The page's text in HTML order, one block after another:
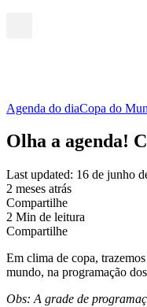
Agenda do diaCopa do
Olha a agenda!
Last updated: 16 de junho
2 meses atrás
Compartilhe
2 Min de leitura
Compartilhe
Em clima de copa,
mundo, na programação
Obs: A grade de